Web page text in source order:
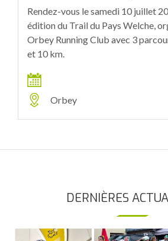
Rendez-vous le samedi 10 juillet
édition du Trail du Pays Welche,
Orbey Running Club avec 3
et 10 km.
Orbey
DERNIÈRES